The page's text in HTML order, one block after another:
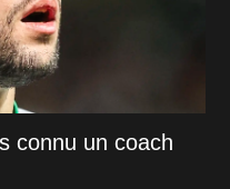
connu un coach